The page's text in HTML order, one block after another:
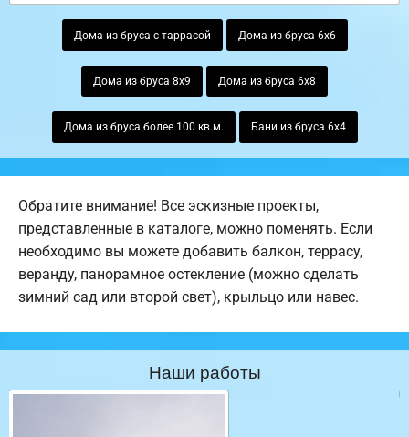
Дома из бруса с таррасой Дома из бруса 6х6
Дома из бруса 8х9 Дома из бруса 6х8
Дома из бруса более 100 кв.м. Бани из бруса 6х4
Обратите внимание! Все эскизные проекты,
представленные в каталоге, можно поменять. Если
необходимо вы можете добавить балкон, террасу,
веранду, панорамное остекление (можно сделать
зимний сад или второй свет), крыльцо или навес.
Наши работы